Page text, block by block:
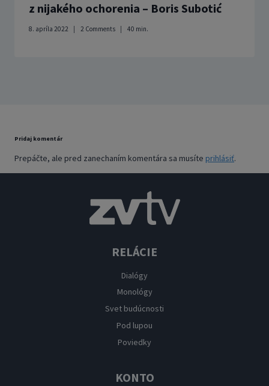
z nijakého ochorenia – Boris Subotić
8. apríla 2022 2 Comments 40 min.
Pridaj komentár
Prepáčte, ale pred zanechaním komentára sa musíte prihlásiť.
RELÁCIE
Dialógy
Monológy
Svet budúcnosti
Pod lupou
Poviedky
KONTO